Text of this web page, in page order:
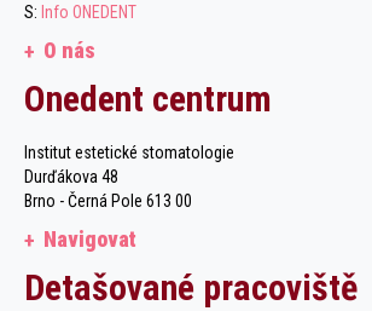
S: Info ONEDENT
O nás
Onedent centrum
Institut estetické stomatologie
Durďákova 48
Brno - Černá Pole 613 00
Navigovat
Detašované pracoviště